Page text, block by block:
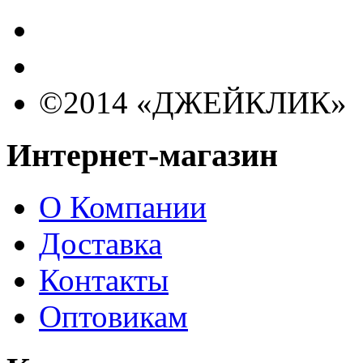
©2014 «ДЖЕЙКЛИК»
Интернет-магазин
О Компании
Доставка
Контакты
Оптовикам